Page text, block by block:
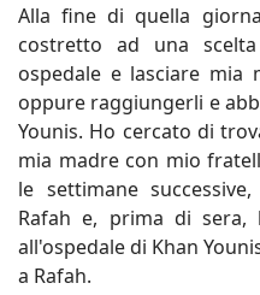
Alla fine di quella
costretto ad una
ospedale e lasciare mia
oppure raggiungerli e
Younis. Ho cercato di
mia madre con mio
le settimane
Rafah e, prima di sera,
all'ospedale di Khan
a Rafah.